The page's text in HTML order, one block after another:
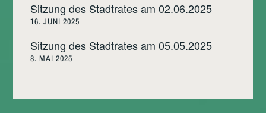
Sitzung des Stadtrates am 02.06.2025
16. JUNI 2025
Sitzung des Stadtrates am 05.05.2025
8. MAI 2025